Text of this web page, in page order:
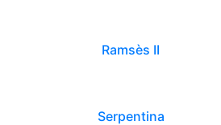
Ramsès II
Serpentina